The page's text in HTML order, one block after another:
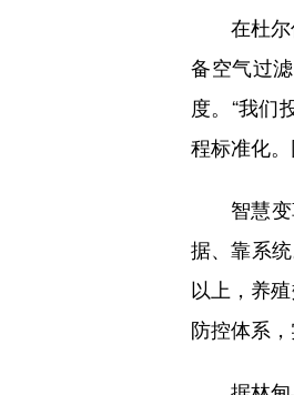
在杜尔
备空气过
度。“我们
程标准化
智慧变
据、靠系
以上，养
防控体系